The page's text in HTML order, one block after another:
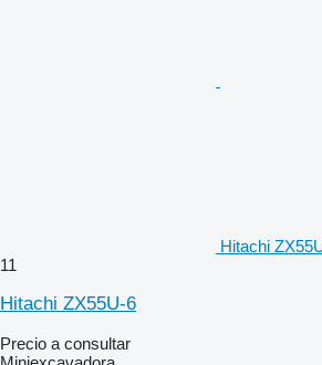
Hitachi
11
Hitachi ZX55U-6
Precio a consultar